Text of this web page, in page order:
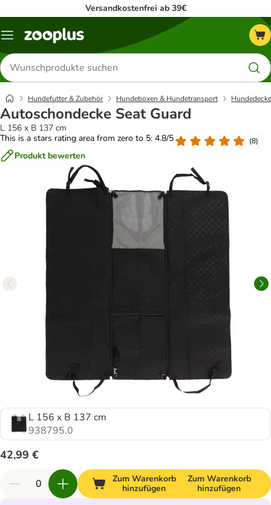
Versandkostenfrei ab 39€
Menü
Produkte
suchen
Hundefutter & Zubehör Hundeboxen & Hundetransport
Autoschondecke Seat Guard
L 156 x B 137 cm
This is a stars rating area from zero to 5: 4.8/5
(8)
Produkt bewerten
L 156 x B 137 cm
938795.0
42,99 €
Zum Warenkorb
hinzufügen
Zum Warenkorb
hinzufügen